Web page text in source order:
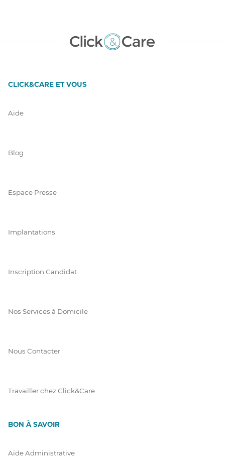
CLICK&CARE ET VOUS
Aide
Blog
Espace Presse
Implantations
Inscription Candidat
Nos Services à Domicile
Nous Contacter
Travailler chez Click&Care
BON À SAVOIR
Aide Administrative